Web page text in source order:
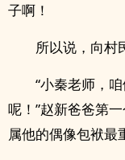
子啊！
所以说，向村
“小秦老师，
呢！”赵新爸爸第
属他的偶像包袱最